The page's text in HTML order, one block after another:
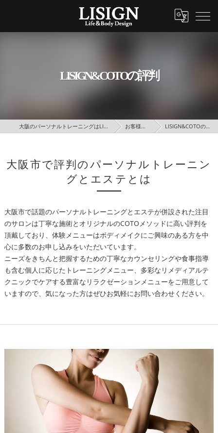
LISIGN&COTOの評判
大阪のパーソナルトレーニングはLISIGN お客様の声 LISIGN&COTOの評判
大阪市で評判のパーソナルトレーニン
グとエステとは
大阪市で話題のパーソナルトレーニングとエステが併設された注目
のサロンは丁寧な施術とオリジナルのCOTOメソッドに高い評判を
頂戴しており、体験メニューはボディメイクにご興味のある方を中
心に多数のお申し込みをいただいています。
ニーズをきちんと把握するための丁寧なカウンセリングや食事指導
も含む個人に応じたトレーニングメニュー、多彩なリメディアルテ
クニックでケアする豊富なリラクゼーションメニューをご用意して
いますので、気になった方はぜひお気軽にお問い合わせください。